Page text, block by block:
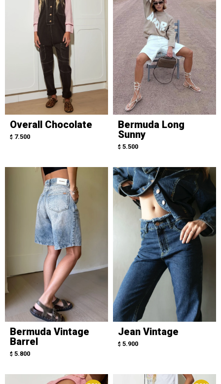
Overall Chocolate
$ 7.500
Bermuda Long
Sunny
$ 5.500
Bermuda Vintage
Barrel
$ 5.800
Jean Vintage
$ 5.900